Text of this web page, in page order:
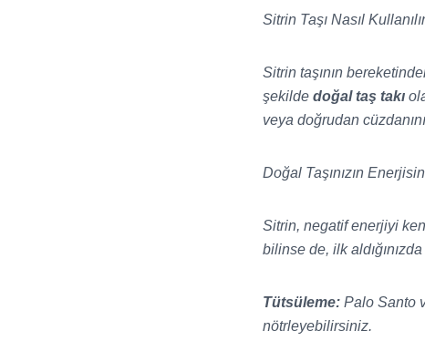
Sitrin Taşı Nasıl
Sitrin taşının
şekilde doğal taş takı
veya doğrudan
Doğal Taşınızın
Sitrin, negatif enerjiyi
bilinse de, ilk
Tütsüleme: Palo Santo
nötrleyebilirsiniz.